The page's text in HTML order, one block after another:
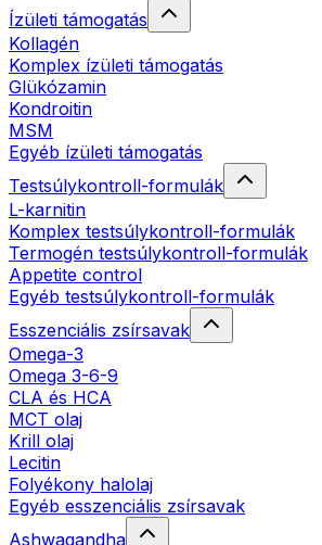
Ízületi támogatás
Kollagén
Komplex ízületi támogatás
Glükózamin
Kondroitin
MSM
Egyéb ízületi támogatás
Testsúlykontroll-formulák
L-karnitin
Komplex testsúlykontroll-formulák
Termogén testsúlykontroll-formulák
Appetite control
Egyéb testsúlykontroll-formulák
Esszenciális zsírsavak
Omega-3
Omega 3-6-9
CLA és HCA
MCT olaj
Krill olaj
Lecitin
Folyékony halolaj
Egyéb esszenciális zsírsavak
Ashwagandha